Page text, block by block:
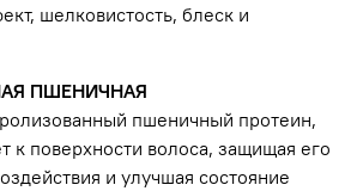
шелковистость, блеск и
ПШЕНИЧНАЯ
пшеничный протеин,
к поверхности волоса, защищая его
и улучшая состояние